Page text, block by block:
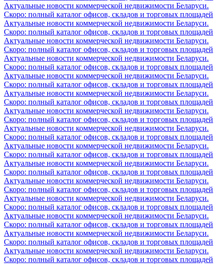
Актуальные новости коммерческой недвижимости Беларуси.
Скоро: полный каталог офисов, складов и торговых площадей
Актуальные новости коммерческой недвижимости Беларуси.
Скоро: полный каталог офисов, складов и торговых площадей
Актуальные новости коммерческой недвижимости Беларуси.
Скоро: полный каталог офисов, складов и торговых площадей
Актуальные новости коммерческой недвижимости Беларуси.
Скоро: полный каталог офисов, складов и торговых площадей
Актуальные новости коммерческой недвижимости Беларуси.
Скоро: полный каталог офисов, складов и торговых площадей
Актуальные новости коммерческой недвижимости Беларуси.
Скоро: полный каталог офисов, складов и торговых площадей
Актуальные новости коммерческой недвижимости Беларуси.
Скоро: полный каталог офисов, складов и торговых площадей
Актуальные новости коммерческой недвижимости Беларуси.
Скоро: полный каталог офисов, складов и торговых площадей
Актуальные новости коммерческой недвижимости Беларуси.
Скоро: полный каталог офисов, складов и торговых площадей
Актуальные новости коммерческой недвижимости Беларуси.
Скоро: полный каталог офисов, складов и торговых площадей
Актуальные новости коммерческой недвижимости Беларуси.
Скоро: полный каталог офисов, складов и торговых площадей
Актуальные новости коммерческой недвижимости Беларуси.
Скоро: полный каталог офисов, складов и торговых площадей
Актуальные новости коммерческой недвижимости Беларуси.
Скоро: полный каталог офисов, складов и торговых площадей
Актуальные новости коммерческой недвижимости Беларуси.
Скоро: полный каталог офисов, складов и торговых площадей
Актуальные новости коммерческой недвижимости Беларуси.
Скоро: полный каталог офисов, складов и торговых площадей